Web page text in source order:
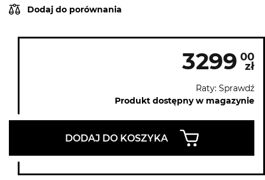
Dodaj do porównania
3299 00
zł
Raty: Sprawdź
Produkt dostępny w magazynie
DODAJ DO KOSZYKA